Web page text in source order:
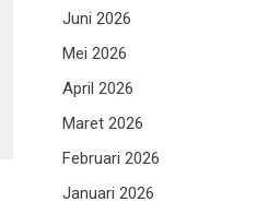
Juni 2026
Mei 2026
April 2026
Maret 2026
Februari 2026
Januari 2026